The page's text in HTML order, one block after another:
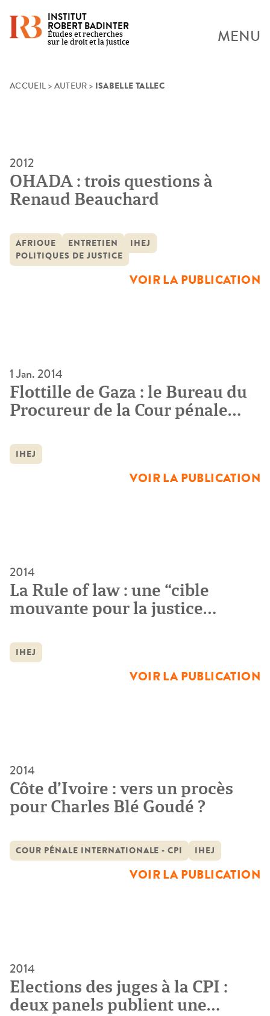
Skip
INSTITUT
ROBERT BADINTER
Études et recherches
sur le droit et la justice
MENU
ACCUEIL > AUTEUR > ISABELLE TALLEC
2012
OHADA : trois questions à
Renaud Beauchard
AFRIQUE ENTRETIEN
IHEJ
POLITIQUES DE JUSTICE
VOIR LA PUBLICATION
1 Jan. 2014
Flottille de Gaza : le Bureau du
Procureur de la Cour pénale
IHEJ
VOIR LA PUBLICATION
2014
La Rule of law : une “cible
mouvante pour la justice
IHEJ
VOIR LA PUBLICATION
2014
Côte d’Ivoire : vers un procès
pour Charles Blé Goudé ?
COUR PÉNALE INTERNATIONALE - CPI IHEJ
VOIR LA PUBLICATION
2014
Elections des juges à la CPI :
deux panels publient une